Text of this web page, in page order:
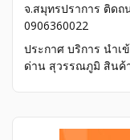
จ.สมุทรปราการ ติดถ
0906360022
ประกาศ บริการ นำเ
ด่าน สุวรรณภูมิ สินค้